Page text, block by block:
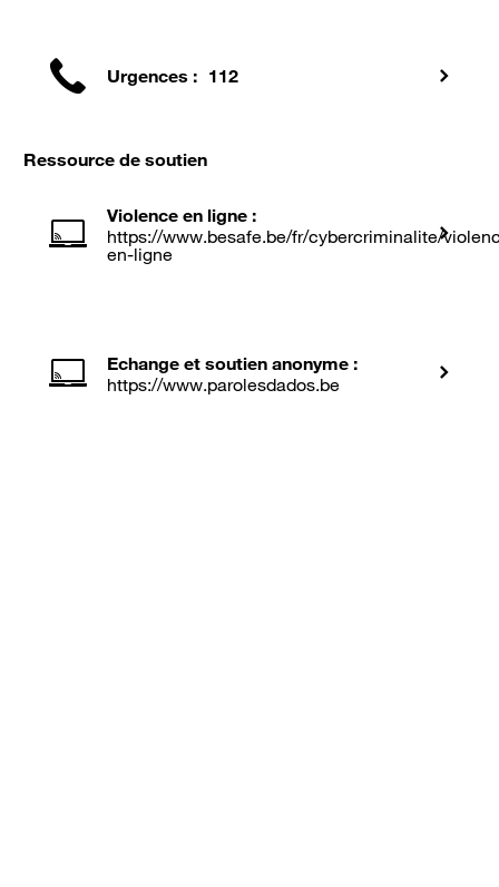
Urgences : 112
Ressource de soutien
Violence en ligne :
https://www.besafe.be/fr/cybercriminalite/
en-ligne
Echange et soutien anonyme :
https://www.parolesdados.be